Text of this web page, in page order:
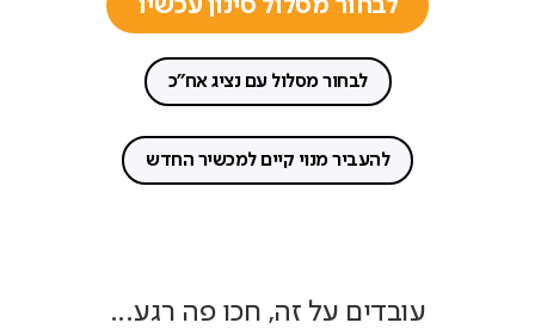
לבחור מסלול סינון עכשיו
לבחור מסלול עם נציג אח"כ
להעביר מנוי קיים למכשיר החדש
עובדים על זה, חכו פה רגע...